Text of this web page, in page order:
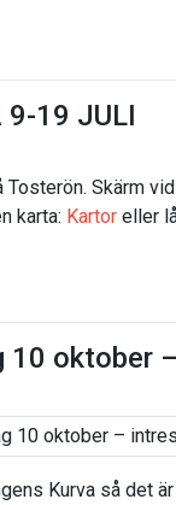
9-19 JULI
Skärm
karta: Kartor eller
10 oktober
Kurva så det